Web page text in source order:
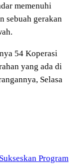
memenuhi
sebuah gerakan
54 Koperasi
yang ada di
Selasa
Program